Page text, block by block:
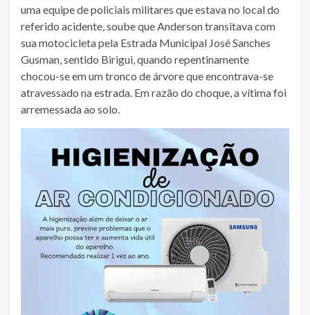
uma equipe de policiais militares que estava no local do
referido acidente, soube que Anderson transitava com
sua motocicleta pela Estrada Municipal José Sanches
Gusman, sentido Birigui, quando repentinamente
chocou-se em um tronco de árvore que encontrava-se
atravessado na estrada. Em razão do choque, a vítima foi
arremessada ao solo.